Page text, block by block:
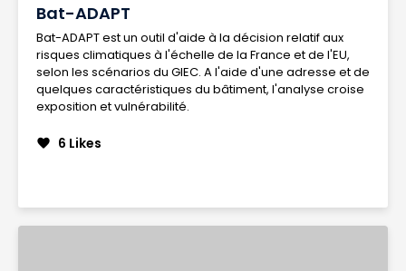
Bat-ADAPT
Bat-ADAPT est un outil d'aide à la décision relatif aux
risques climatiques à l'échelle de la France et de l'EU,
selon les scénarios du GIEC. A l'aide d'une adresse et de
quelques caractéristiques du bâtiment, l'analyse croise
exposition et vulnérabilité.
favorite 6 Likes